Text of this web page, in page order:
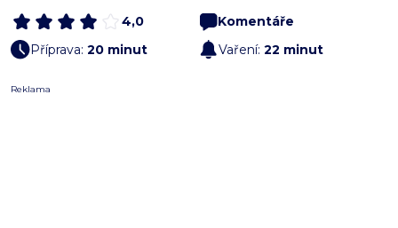
4,0
Komentáře
Příprava: 20 minut Vaření: 22 minut
Reklama